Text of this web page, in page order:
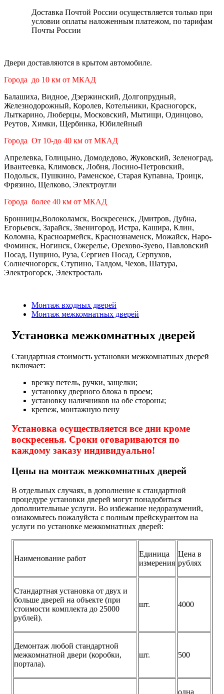
Доставка Почтой России осуществляется только при
условии оплаты наложенным платежом, по тарифам
Почты России
Двери доставляются в крытом автомобиле.
Города до 10 км от МКАД
Балашиха, Видное, Дзержинский, Долгопрудный,
Железнодорожный, Королев, Котельники, Красногорск,
Лыткарино, Люберцы, Московский, Мытищи, Одинцово,
Реутов, Химки, Щербинка, Юбилейный
Города От 10-до 40 км от МКАД
Апрелевка, Голицыно, Домодедово, Жуковский, Зеленоград,
Ивантеевка, Климовск, Лобня, Лосино-Петровский,
Подольск, Пушкино, Раменское, Старая Купавна, Троицк,
Фрязино, Щелково, Электроугли
Города более 40 км от МКАД
Бронницы,Волоколамск, Воскресенск, Дмитров, Дубна,
Егорьевск, Зарайск, Звенигород, Истра, Кашира, Клин,
Коломна, Красноармейск, Краснознаменск, Можайск, Наро-
Фоминск, Ногинск, Ожерелье, Орехово-Зуево, Павловский
Посад, Пущино, Руза, Сергиев Посад, Серпухов,
Солнечногорск, Ступино, Талдом, Чехов, Шатура,
Электрогорск, Электросталь
Монтаж входных дверей
Монтаж межкомнатных дверей
Установка межкомнатных дверей
Стандартная стоимость установки межкомнатных дверей
включает:
врезку петель, ручки, защелки;
установку дверного блока в проем;
установку наличников на обе стороны;
крепеж, монтажную пену
Установка осуществляется все дни кроме
воскресенья. Сроки оговариваются по
каждому заказу индивидуально!
Цены на монтаж межкомнатных дверей
В отдельных случаях, в дополнение к стандартной
процедуре установки дверей могут понадобиться
дополнительные услуги. Во избежание недоразумений,
ознакомьтесь пожалуйста с полным прейскурантом на
услуги по установке межкомнатных дверей:
Наименование работ
Единица
измерения
Цена в
рублях
Стандартная установка от двух и
больше дверей на объекте (при
стоимости комплекта до 25000
рублей).
шт. 4000
Демонтаж любой стандартной
межкомнатной двери (коробки,
портала).
шт. 500
одна